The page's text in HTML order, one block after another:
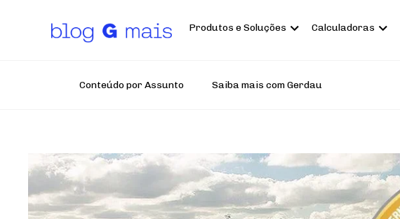
conteúdo
Produtos e Soluções Calculadoras
Conteúdo por Assunto Saiba mais com Gerdau